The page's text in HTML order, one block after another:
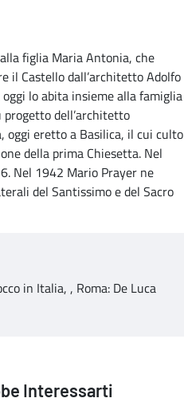
figlia Maria Antonia, che
il Castello dall’architetto Adolfo
lo abita insieme alla famiglia
progetto dell’architetto
oggi eretto a Basilica, il cui culto
della prima Chiesetta. Nel
Nel 1942 Mario Prayer ne
del Santissimo e del Sacro
in Italia, , Roma: De Luca
Interessarti